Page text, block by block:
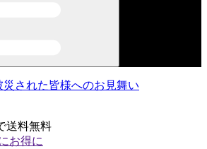
された皆様へのお見舞い
送料無料
お得に